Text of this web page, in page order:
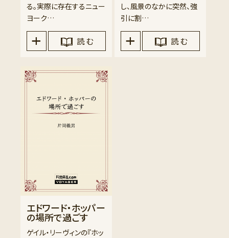
る。実際に存在するニュー
ヨーク…
読 む
し、風景のなかに突然、強
引に割…
読 む
エドワード・ホッパー
の場所で過ごす
ゲイル・リーヴィンの『ホッ